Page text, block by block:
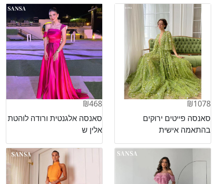
₪1078
סאנסה פייטים ירוקים
בהתאמה אישית
₪468
סאנסה אלגנטית ורודה לוהטת
אלין ש